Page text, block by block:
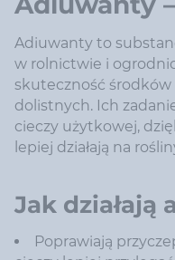
Adiuwanty to
w rolnictwie i
skuteczność
dolistnych. Ich
cieczy użytkowej,
lepiej działają na
Jak działają
Poprawiają